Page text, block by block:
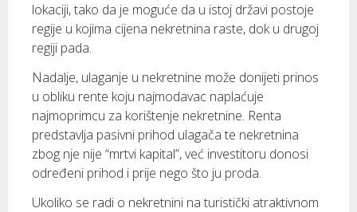
lokaciji, tako da je moguće da u istoj državi postoje
regije u kojima cijena nekretnina raste, dok u drugoj
regiji pada.
Nadalje, ulaganje u nekretnine može donijeti prinos
u obliku rente koju najmodavac naplaćuje
najmoprimcu za korištenje nekretnine. Renta
predstavlja pasivni prihod ulagača te nekretnina
zbog nje nije “mrtvi kapital”, već investitoru donosi
određeni prihod i prije nego što ju proda.
Ukoliko se radi o nekretnini na turistički atraktivnom